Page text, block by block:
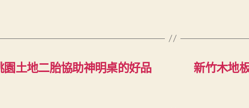
土地二胎協助神明桌的好品
新竹木地